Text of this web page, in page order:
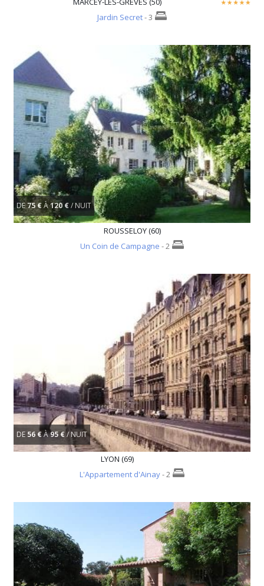
Jardin Secret- 3
DE75 €À120 €/ NUIT
ROUSSELOY (60)
Un Coin de Campagne - 2
DE 56 €À95 €/ NUIT
LYON (69)
L'Appartement d'Ainay- 2